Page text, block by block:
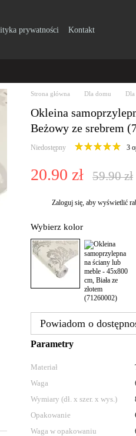
prywatności Kontakt
Strona główna Dla domu
Okleina
Beżowy ze srebrem
Niedostępny 3
20.90 zł 59.90 zł
Zaloguj się , aby wyświetlić
Wybierz kolor
Powiadom o
Parametry
Materiał
Waga
Wymiary (dł. x szer. x wys.)
Opakowanie
Waga w opakowaniu